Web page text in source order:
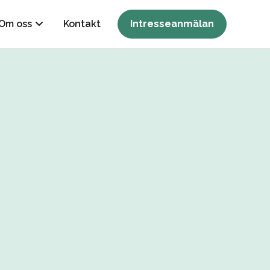
oss Kontakt Intresseanmälan